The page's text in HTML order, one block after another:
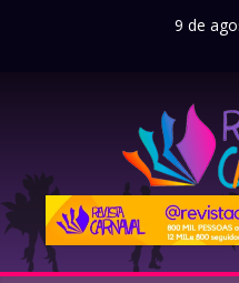
9 de